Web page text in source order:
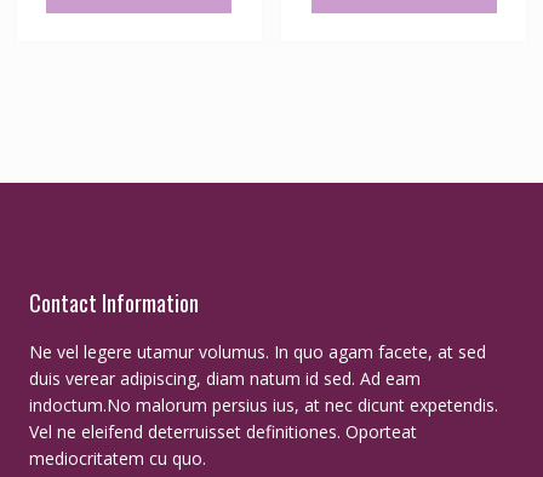
Contact Information
Ne vel legere utamur volumus. In quo agam facete, at sed
duis verear adipiscing, diam natum id sed. Ad eam
indoctum.No malorum persius ius, at nec dicunt expetendis.
Vel ne eleifend deterruisset definitiones. Oporteat
mediocritatem cu quo.